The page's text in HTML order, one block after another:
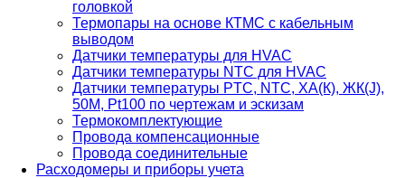
головкой
Термопары на основе КТМС с кабельным
выводом
Датчики температуры для HVAC
Датчики температуры NTC для HVAC
Датчики температуры PTС, NTC, ХА(К), ЖК(J),
50М, Pt100 по чертежам и эскизам
Термокомплектующие
Провода компенсационные
Провода соединительные
Расходомеры и приборы учета